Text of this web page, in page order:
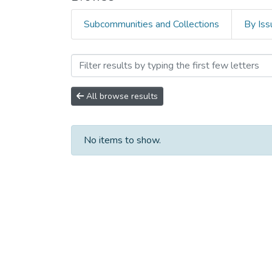
Subcommunities and Collections By
Browsing Серия
All browse results
No items to show.